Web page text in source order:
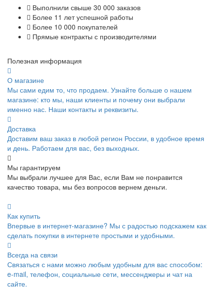
Выполнили свыше 30 000 заказов
Более 11 лет успешной работы
Более 10 000 покупателей
Прямые контракты с производителями
Полезная информация
О магазине
Мы сами едим то, что продаем. Узнайте больше о нашем
магазине: кто мы, наши клиенты и почему они выбрали
именно нас. Наши контакты и реквизиты.
Доставка
Доставим ваш заказ в любой регион России, в удобное время
и день. Работаем для вас, без выходных.
Мы гарантируем
Мы выбрали лучшее для Вас, если Вам не понравится
качество товара, мы без вопросов вернем деньги.
Как купить
Впервые в интернет-магазине? Мы с радостью подскажем как
сделать покупки в интернете простыми и удобными.
Всегда на связи
Связаться с нами можно любым удобным для вас способом:
e-mail, телефон, социальные сети, мессенджеры и чат на
сайте.